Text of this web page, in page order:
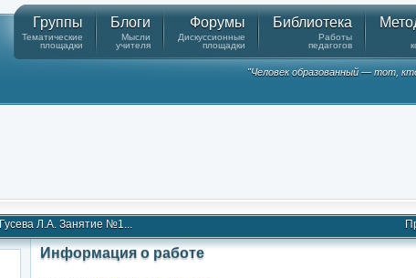
Группы
Тематические
площадки
Блоги
Мысли
учителя
Форумы
Дискуссионные
площадки
Библиотека
Работы
педагогов
"Человек образованный — тот,
Гусева Л.А. Занятие №1...
Информация о работе